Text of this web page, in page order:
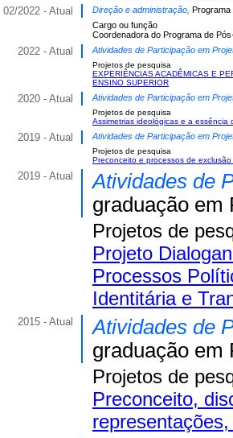
02/2022 - Atual Direção e administração, Programa
Cargo ou função
Coordenadora do Programa de
2022 - Atual Atividades de Participação em
Projetos de pesquisa
EXPERIÊNCIAS ACADÊMICAS E
ENSINO SUPERIOR
2020 - Atual Atividades de Participação em
Projetos de pesquisa
Assimetrias ideológicas e a essência
2019 - Atual Atividades de Participação em
Projetos de pesquisa
Preconceito e processos de
2019 - Atual
Atividades de
graduação em
Projetos de
Projeto
Processos
Identitária e
2015 - Atual
Atividades de
graduação em
Projetos de
Preconceito,